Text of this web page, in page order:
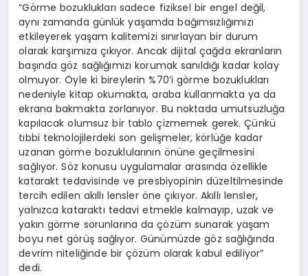
“Görme bozuklukları sadece fiziksel bir engel değil,
aynı zamanda günlük yaşamda bağımsızlığımızı
etkileyerek yaşam kalitemizi sınırlayan bir durum
olarak karşımıza çıkıyor. Ancak dijital çağda ekranların
başında göz sağlığımızı korumak sanıldığı kadar kolay
olmuyor. Öyle ki bireylerin %70’i görme bozuklukları
nedeniyle kitap okumakta, araba kullanmakta ya da
ekrana bakmakta zorlanıyor. Bu noktada umutsuzluğa
kapılacak olumsuz bir tablo çizmemek gerek. Çünkü
tıbbi teknolojilerdeki son gelişmeler, körlüğe kadar
uzanan görme bozuklularının önüne geçilmesini
sağlıyor. Söz konusu uygulamalar arasında özellikle
katarakt tedavisinde ve presbiyopinin düzeltilmesinde
tercih edilen akıllı lensler öne çıkıyor. Akıllı lensler,
yalnızca kataraktı tedavi etmekle kalmayıp, uzak ve
yakın görme sorunlarına da çözüm sunarak yaşam
boyu net görüş sağlıyor. Günümüzde göz sağlığında
devrim niteliğinde bir çözüm olarak kabul ediliyor”
dedi.